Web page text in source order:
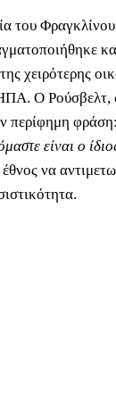
του Φραγκλίνου
χειρότερης
Ο Ρούσβελτ,
περίφημη φράση:
είναι ο
να